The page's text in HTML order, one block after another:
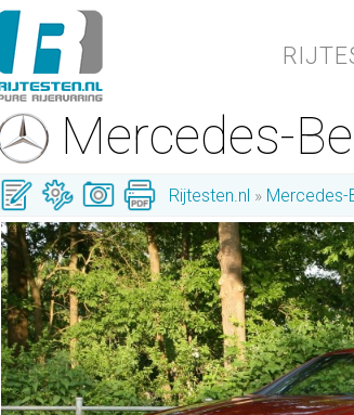
Mercedes-
Rijtesten.nl Mercedes-